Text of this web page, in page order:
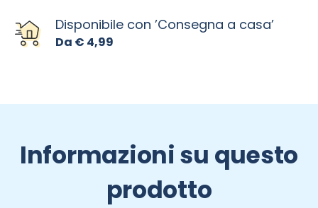
Disponibile con ’Consegna a casa’
Da € 4,99
Informazioni su questo
prodotto